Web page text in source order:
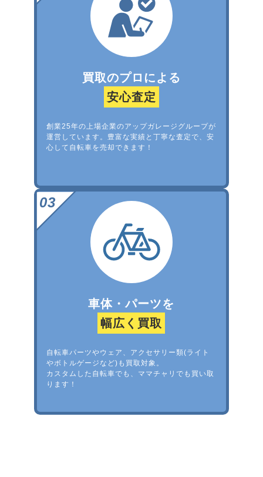
買取のプロによる
安心査定
創業25年の上場企業のアップガレージグループが
運営しています。豊富な実績と丁寧な査定で、安
心して自転車を売却できます！
車体・パーツを
幅広く買取
自転車パーツやウェア、アクセサリー類(ライト
やボトルゲージなど)も買取対象。
カスタムした自転車でも、ママチャリでも買い取
ります！